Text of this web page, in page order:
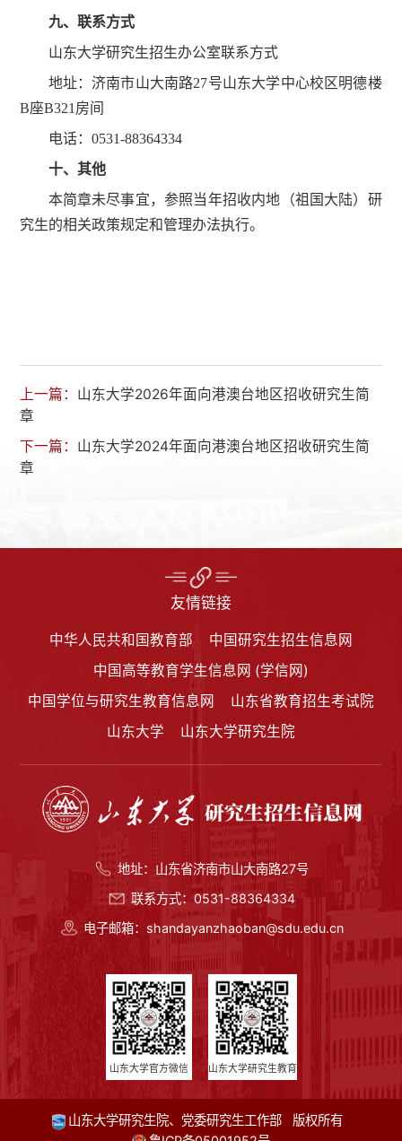
九、联系方式
山东大学研究生招生办公室联系方式
地址：济南市山大南路27号山东大学中心校区明德楼
B座B321房间
电话：0531-88364334
十、其他
本简章未尽事宜，参照当年招收内地（祖国大陆）研
究生的相关政策规定和管理办法执行。
上一篇： 山东大学2026年面向港澳台地区招收研究生简
章
下一篇： 山东大学2024年面向港澳台地区招收研究生简
章
友情链接
中华人民共和国教育部
中国研究生招生信息网
中国高等教育学生信息网 (学信网)
中国学位与研究生教育信息网
山东省教育招生考试院
山东大学
山东大学研究生院
地址：山东省济南市山大南路27号
联系方式：0531-88364334
电子邮箱：shandayanzhaoban@sdu.edu.cn
山东大学官方微信 山东大学研究生教育
山东大学研究生院、党委研究生工作部 版权所有